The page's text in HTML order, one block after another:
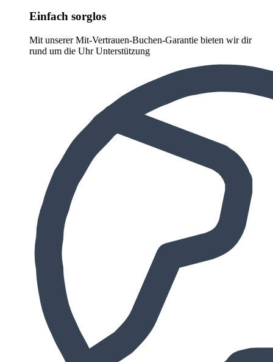
Einfach sorglos
Mit unserer Mit-Vertrauen-Buchen-Garantie bieten wir dir
rund um die Uhr Unterstützung